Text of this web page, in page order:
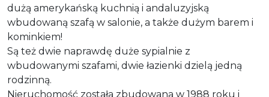
dużą amerykańską kuchnią i andaluzyjską
wbudowaną szafą w salonie, a także dużym barem i
kominkiem!
Są też dwie naprawdę duże sypialnie z
wbudowanymi szafami, dwie łazienki dzielą jedną
rodzinną.
Nieruchomość została zbudowana w 1988 roku i